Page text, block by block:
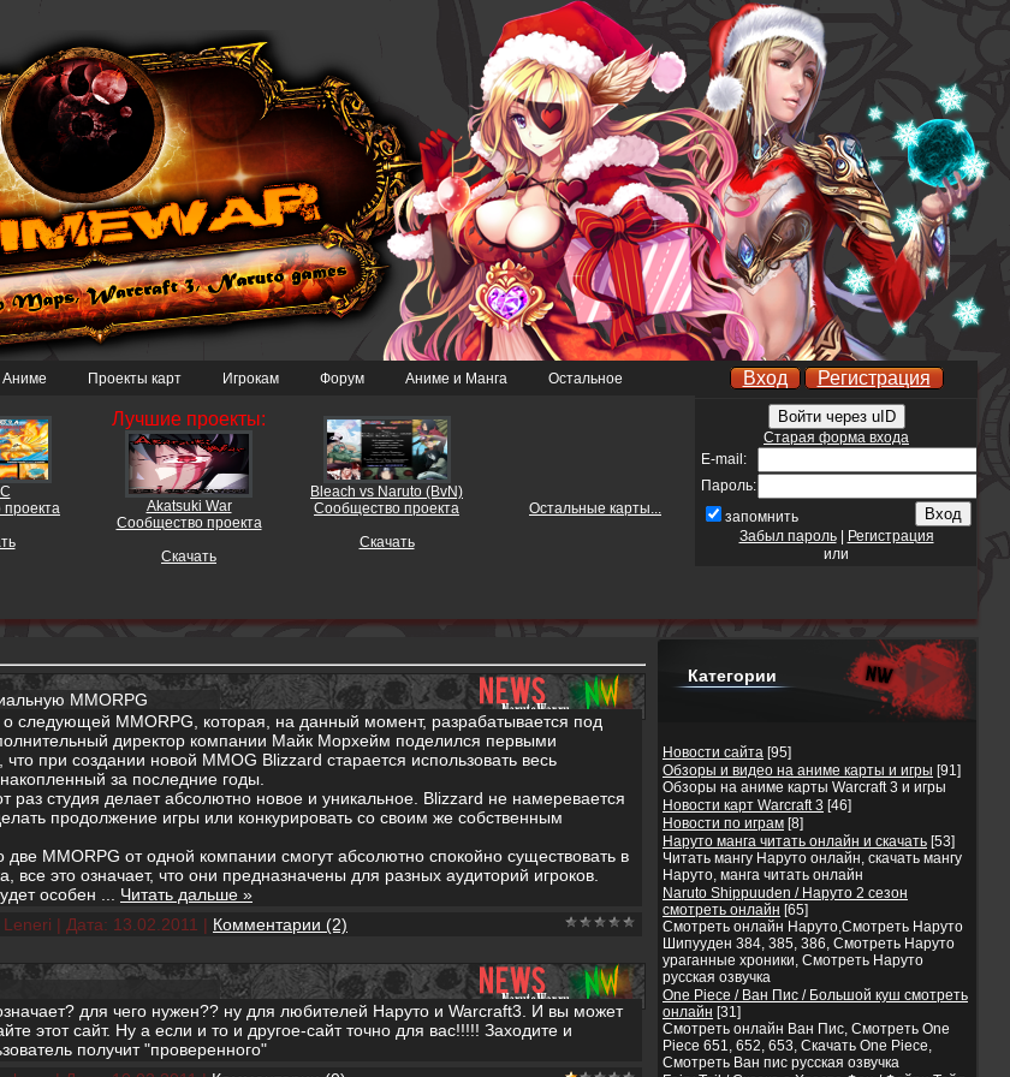
Аниме Проекты карт Игрокам Форум Аниме и Манга Остальное
Лучшие проекты:
Akatsuki War
Сообщество проекта
Скачать
Остальные карты...
Bleach vs Naruto (BvN)
Сообщество проекта
Скачать
Вход Регистрация
Войти через uID
Старая форма входа
E-mail:
Пароль:
запомнить
Забыл пароль|
Регистрация
или
Категории
Новости сайта [95]
Обзоры и видео на аниме карты и игры [91]
Обзоры на аниме карты Warcraft 3 и игры
Новости карт Warcraft 3 [46]
Новости по играм [8]
Наруто манга читать онлайн и скачать [53]
Читать мангу Наруто онлайн, скачать мангу
Наруто, манга читать онлайн
Naruto Shippuuden / Наруто 2 сезон
смотреть онлайн [65]
Смотреть онлайн Наруто,Смотреть Наруто
Шипууден 384, 385, 386, Смотреть Наруто
ураганные хроники, Смотреть Наруто
русская озвучка
One Piece / Ван Пис / Большой куш смотреть
онлайн [31]
Смотреть онлайн Ван Пис, Смотреть One
Piece 651, 652, 653, Скачать One Piece,
Смотреть Ван пис русская озвучка
MMORPG
следующей MMORPG, которая, на данный момент, разрабатывается под
директор компании Майк Морхейм поделился первыми
при создании новой MMOG Blizzard старается использовать весь
за последние годы.
раз студия делает абсолютно новое и уникальное. Blizzard не намеревается
продолжение игры или конкурировать со своим же собственным
MMORPG от одной компании смогут абсолютно спокойно существовать в
все это означает, что они предназначены для разных аудиторий игроков.
особен
Читать дальше »
Leneri | Дата: 13.02.2011 | Комментарии (2)
для чего нужен?? ну для любителей Наруто и Warcraft3. И вы может
этот сайт. Ну а если и то и другое-сайт точно для вас!!!!! Заходите и
получит "проверенного"